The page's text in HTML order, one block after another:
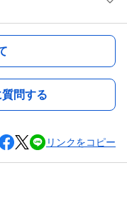
問する
リンクをコピー